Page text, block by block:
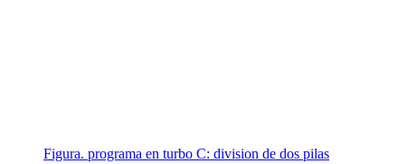
Figura. programa en turbo C: division de dos pilas